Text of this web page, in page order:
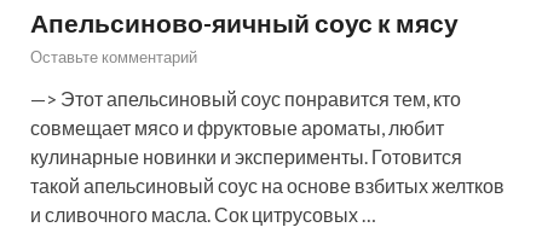
Апельсиново-яичный соус к мясу
Оставьте комментарий
—> Этот апельсиновый соус понравится тем, кто
совмещает мясо и фруктовые ароматы, любит
кулинарные новинки и эксперименты. Готовится
такой апельсиновый соус на основе взбитых желтков
и сливочного масла. Сок цитрусовых …